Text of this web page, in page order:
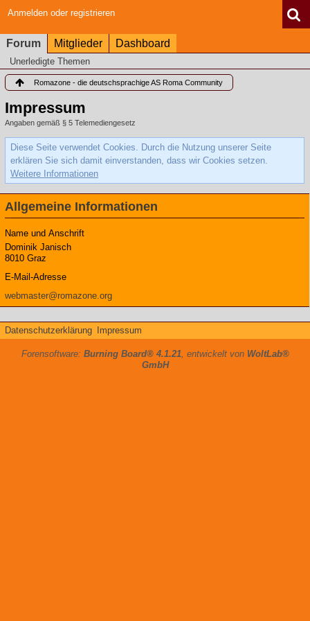
Anmelden oder registrieren
Forum Mitglieder Dashboard
Unerledigte Themen
Romazone - die deutschsprachige AS Roma Community
Impressum
Angaben gemäß § 5 Telemediengesetz
Diese Seite verwendet Cookies. Durch die Nutzung unserer Seite
erklären Sie sich damit einverstanden, dass wir Cookies setzen.
Weitere Informationen
Allgemeine Informationen
Name und Anschrift
Dominik Janisch
8010 Graz
E-Mail-Adresse
webmaster@romazone.org
Datenschutzerklärung Impressum
Forensoftware: Burning Board® 4.1.21, entwickelt von WoltLab®
GmbH